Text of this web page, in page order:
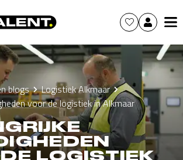
blogs
Logistiek Alkmaar
voor de logistiek in Alkmaar
LOGISTIEK